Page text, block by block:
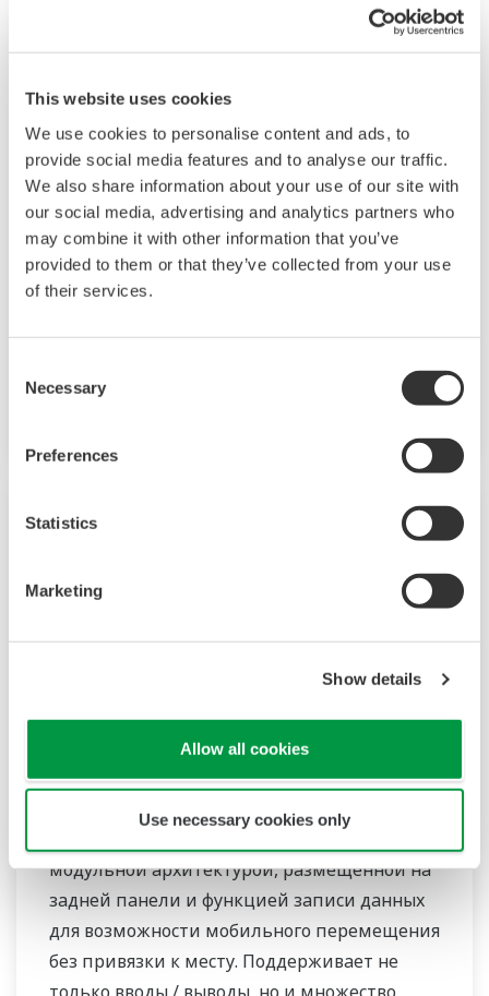
This website uses cookies
We use cookies to personalise content and ads, to
provide social media features and to analyse our traffic.
We also share information about your use of our site with
our social media, advertising and analytics partners who
may combine it with other information that you’ve
provided to them or that they’ve collected from your use
of their services.
Selection
Necessary
Preferences
Statistics
Marketing
Show details
Allow all cookies
Use necessary cookies only
Модульный блок GM10
Регистратор данных SMARTDAC + TM GM10
имеет модульную архитектуру, которая
позволяет собирать необходимые данные.
вывода, но и многих протоколов связи,
таких как беспроводная связь на частоте 920
МГц, Modbus и т.д. Мониторинг и
Bluetooth. Соответствие требованиям FDA 21
Сенсорный экран GP10 / GP20
SMARTDAC + TM GP10 / GP20 – это
модульной архитектурой, размещенной на
задней панели и функцией записи данных
для возможности мобильного перемещения
без привязки к месту. Поддерживает не